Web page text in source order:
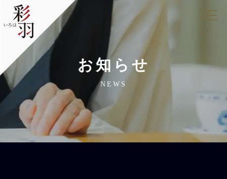
お知らせ
NEWS